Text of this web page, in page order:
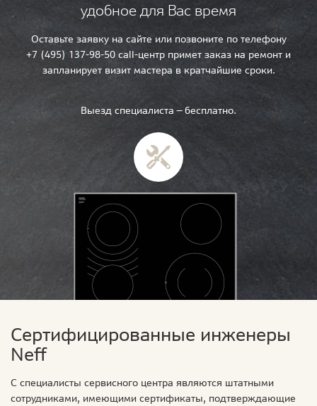
удобное для Вас время
Оставьте заявку на сайте или позвоните по телефону
+7 (495) 137-98-50 call-центр примет заказ на ремонт и
запланирует визит мастера в кратчайшие сроки.
Выезд специалиста — бесплатно.
Сертифицированные инженеры
Neff
С специалисты сервисного центра являются штатными
сотрудниками, имеющими сертификаты, подтверждающие